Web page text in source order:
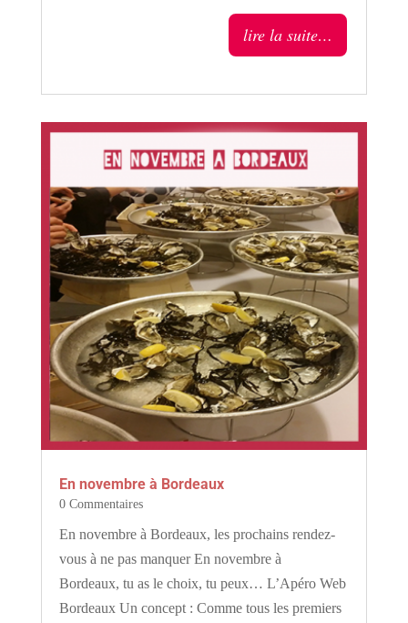
lire la suite…
En novembre à Bordeaux
0 Commentaires
En novembre à Bordeaux, les prochains rendez-
vous à ne pas manquer En novembre à
Bordeaux, tu as le choix, tu peux… L’Apéro Web
Bordeaux Un concept : Comme tous les premiers